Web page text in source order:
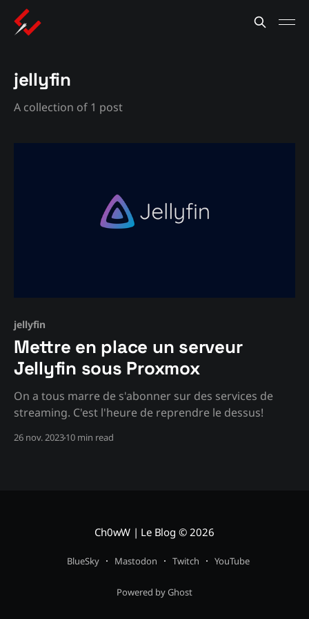
jellyfin
A collection of 1 post
jellyfin
Mettre en place un serveur
Jellyfin sous Proxmox
On a tous marre de s'abonner sur des services de
streaming. C'est l'heure de reprendre le dessus!
26 nov. 202310 min read
Ch0wW | Le Blog © 2026
BlueSky Mastodon Twitch YouTube
Powered by Ghost